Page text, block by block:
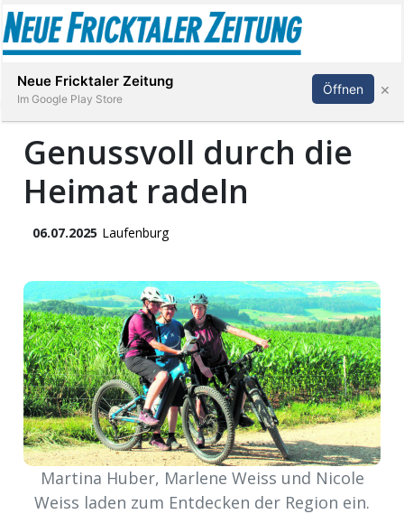
Stellen
E-
Paper
App
Abonnieren Anmelden
Genussvoll durch die
Heimat radeln
06.07.2025 Laufenburg
Martina Huber, Marlene Weiss und Nicole
Weiss laden zum Entdecken der Region ein.
Neue Fricktaler Zeitung
Im Google Play Store
Öffnen ×